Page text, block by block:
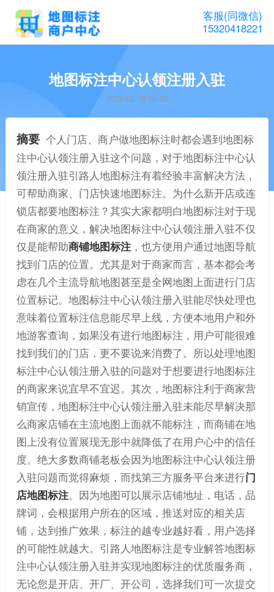
客服(同微信)
15320418221
地图标注中心认领注册入驻
2023-03-16 10:29
摘要 个人门店、商户做地图标注时都会遇到地图标
注中心认领注册入驻这个问题，对于地图标注中心认
领注册入驻引路人地图标注有着经验丰富解决方法，
可帮助商家、门店快速地图标注。为什么新开店或连
锁店都要地图标注？其实大家都明白地图标注对于现
在商家的意义，解决地图标注中心认领注册入驻不仅
仅是能帮助商铺地图标注，也方便用户通过地图导航
找到门店的位置。尤其是对于商家而言，基本都会考
虑在几个主流导航地图甚至是全网地图上面进行门店
位置标记。地图标注中心认领注册入驻能尽快处理也
意味着位置标注信息能尽早上线，方便本地用户和外
地游客查询，如果没有进行地图标注，用户可能很难
找到我们的门店，更不要说来消费了。所以处理地图
标注中心认领注册入驻的问题对于想要进行地图标注
的商家来说宜早不宜迟。其次，地图标注利于商家营
销宣传，地图标注中心认领注册入驻未能尽早解决那
么商家店铺在主流地图上面就不能标注，而商铺在地
图上没有位置展现无形中就降低了在用户心中的信任
度。绝大多数商铺老板会因为地图标注中心认领注册
入驻问题而觉得麻烦，而找第三方服务平台来进行门
店地图标注。因为地图可以展示店铺地址，电话，品
牌词，会根据用户所在的区域，推送对应的相关店
铺，达到推广效果，标注的越专业越好看，用户选择
的可能性就越大。引路人地图标注是专业解答地图标
注中心认领注册入驻并实现地图标注的优质服务商，
无论您是开店、开厂、开公司，选择我们可一次提交